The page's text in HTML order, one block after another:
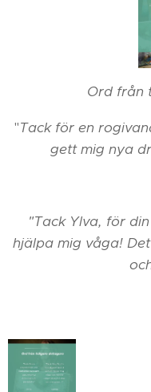
Ord från
"Tack för en
gett mig nya
"Tack Ylva, för
hjälpa mig våga!